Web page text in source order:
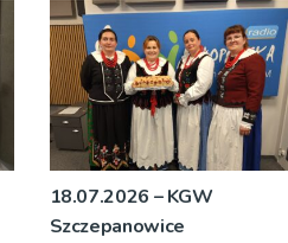
18.07.2026 – KGW
Szczepanowice